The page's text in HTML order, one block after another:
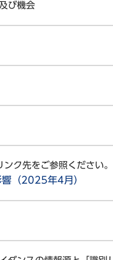
び機会
ク先をご参照ください。
響（2025年4月）